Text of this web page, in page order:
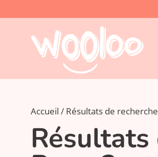
Accueil Résultats de